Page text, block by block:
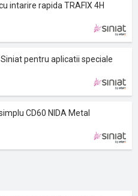
intarire rapida TRAFIX 4H
pentru aplicatii speciale
CD60 NIDA Metal